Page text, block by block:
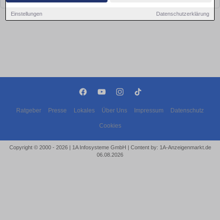
Einstellungen Datenschutzerklärung
Ratgeber Presse Lokales Über Uns Impressum Datenschutz
Cookies
Copyright © 2000 - 2026 | 1A Infosysteme GmbH | Content by: 1A-Anzeigenmarkt.de
06.08.2026